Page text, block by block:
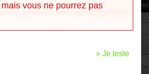
Âge Nat Commentaires
39
vous ne pourrez pas
» Je teste